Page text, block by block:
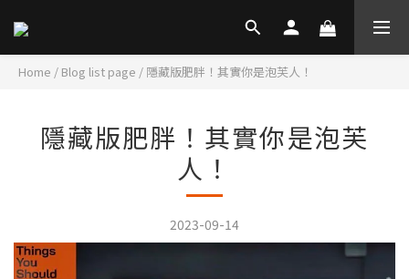
Home / Blog list page / 隱藏版肥胖！其實你是泡芙人！
隱藏版肥胖！其實你是泡芙
人！
2023-09-14